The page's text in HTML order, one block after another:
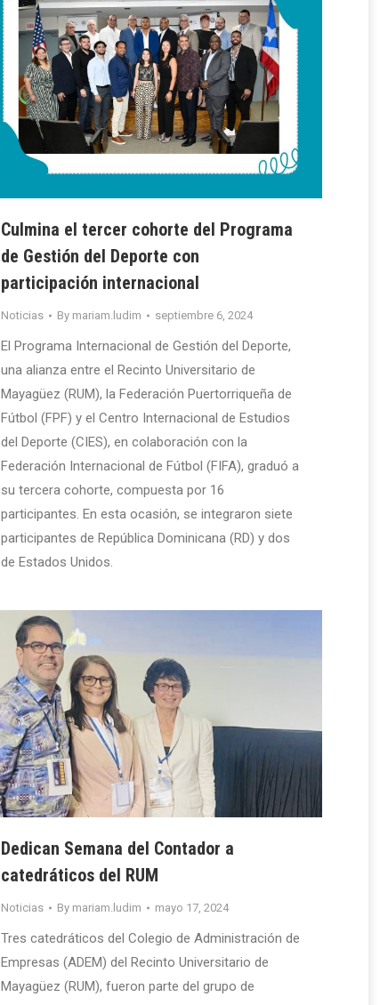
Culmina el tercer cohorte del Programa
de Gestión del Deporte con
participación internacional
Noticias By mariam.ludim septiembre 6, 2024
El Programa Internacional de Gestión del Deporte,
una alianza entre el Recinto Universitario de
Mayagüez (RUM), la Federación Puertorriqueña de
Fútbol (FPF) y el Centro Internacional de Estudios
del Deporte (CIES), en colaboración con la
Federación Internacional de Fútbol (FIFA), graduó a
su tercera cohorte, compuesta por 16
participantes. En esta ocasión, se integraron siete
participantes de República Dominicana (RD) y dos
de Estados Unidos.
Dedican Semana del Contador a
catedráticos del RUM
Noticias By mariam.ludim mayo 17, 2024
Tres catedráticos del Colegio de Administración de
Empresas (ADEM) del Recinto Universitario de
Mayagüez (RUM), fueron parte del grupo de